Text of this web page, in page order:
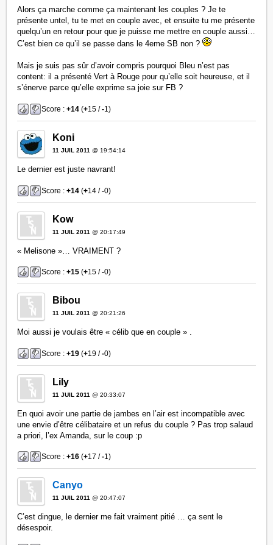
Alors ça marche comme ça maintenant les couples ? Je te
présente untel, tu te met en couple avec, et ensuite tu me présente
quelqu’un en retour pour que je puisse me mettre en couple aussi…
C’est bien ce qu’il se passe dans le 4eme SB non ?
Mais je suis pas sûr d’avoir compris pourquoi Bleu n’est pas
content: il a présenté Vert à Rouge pour qu’elle soit heureuse, et il
s’énerve parce qu’elle exprime sa joie sur FB ?
Score :+14 (+15 /-1)
Koni
11 JUIL 2011 @ 19:54:14
Le dernier est juste navrant!
Score :+14 (+14 /-0)
Kow
11 JUIL 2011 @ 20:17:49
« Melisone »… VRAIMENT ?
Score :+15 (+15 /-0)
Bibou
11 JUIL 2011 @ 20:21:26
Moi aussi je voulais être « célib que en couple » .
Score :+19 (+19 /-0)
Lily
11 JUIL 2011 @ 20:33:07
En quoi avoir une partie de jambes en l’air est incompatible avec
une envie d’être célibataire et un refus du couple ? Pas trop salaud
a priori, l’ex Amanda, sur le coup :p
Score :+16 (+17 /-1)
Canyo
11 JUIL 2011 @ 20:47:07
C’est dingue, le dernier me fait vraiment pitié … ça sent le
désespoir.